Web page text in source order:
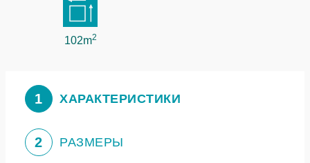
102m2
1 ХАРАКТЕРИСТИКИ
2 РАЗМЕРЫ